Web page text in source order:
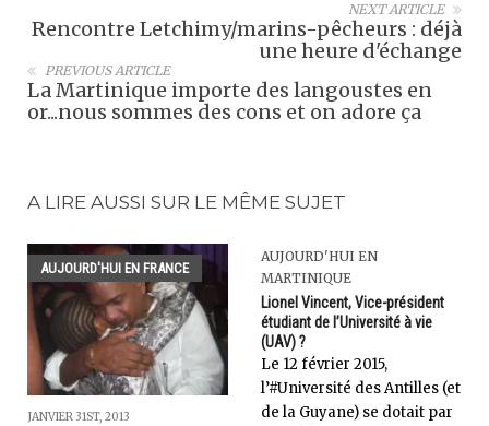
NEXT ARTICLE
Rencontre Letchimy/marins-pêcheurs : déjà
une heure d'échange
PREVIOUS ARTICLE
La Martinique importe des langoustes en
or...nous sommes des cons et on adore ça
A LIRE AUSSI SUR LE MÊME SUJET
AUJOURD'HUI EN FRANCE
JANVIER 31ST, 2013
AUJOURD'HUI EN
MARTINIQUE
Lionel Vincent, Vice-président
étudiant de l’Université à vie
(UAV) ?
Le 12 février 2015,
l’#Université des Antilles (et
de la Guyane) se dotait par